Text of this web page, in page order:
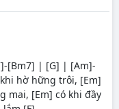
[Bm7] | [G] | [Am]-
hờ hững trôi, [Em]
mai, [Em] có khi đầy